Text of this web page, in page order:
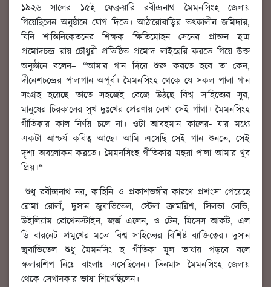
১৯২৬ সালের ১৫ই ফেব্রুয়ারি রবীন্দ্রনাথ মৈমনসিংহ জেলায়
গিয়েছিলেন অনুষ্ঠানে যোগ দিতে। আঠারোবাড়ির তত্কালীন জমিদার,
যিনি শান্তিনিকেতনের শিক্ষক ক্ষিতিমোহন সেনের প্রাক্তন ছাত্র
প্রমোদচন্দ্র রায় চৌধুরী প্রতিষ্ঠিত প্রমোদ লাইব্রেরি করতে গিয়ে উক্ত
অনুষ্ঠানে বলেন– “আমার গান দিয়ে শুরু করতে হবে তা কেন,
দীনেশচন্দ্রের পালাগান অপূর্ব। মৈমনসিংহ থেকে যে সকল পালা গান
সংগ্রহ হয়েছে তাতে সহজেই বেজে উঠ্বছে বিশ্ব সাহিত্যের সুর,
মানুষের চিরকালের সুখ দুঃখের প্রেরণায় লেখা সেই গাঁথা। মৈমনসিংহ
গীতিকার কাল নির্ণয় চলে না। ওটা আবহমান কালের- যার মধ্যে
একটা আশ্চর্য কবিত্ব আছে। আমি এসেছি সেই গান শুনতে, সেই
দৃশ্য অবলোকন করতে। মৈমনসিংহ গীতিকার মহুয়া পালা আমার খুব
প্রিয়।“
শুধু রবীন্দ্রনাথ নয়, কাহিনি ও প্রকাশভঙ্গীর কারণে প্রশংসা পেয়েছে
রোমা রোলাঁ, দুসান জুবাভিতেল, স্টেলা ক্রামরিশ, সিলভা লেভি,
উইলিয়াম রোথেনস্টাইন, জর্জ এলেন, ও টেন, মিসেস আর্কট, এল
ডি বারনেট প্রমুখের মতো বিশ্ব সাহিত্যের বিশিষ্ট ব্যাক্তিত্বের। দুসান
জুবাভিতেল শুধু মৈমনসিং হ গীতিকা মূল ভাষায় পড়বে বলে
স্কলারশিপ নিয়ে বাংলায় এসেছিলেন। তিনমাস মৈমনসিংহ জেলায়
থেকে সেখানকার ভাষা শিখেছিলেন।